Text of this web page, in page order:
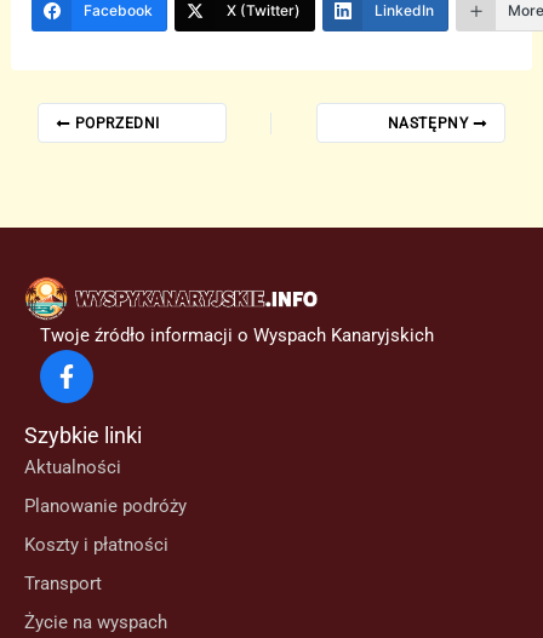
Facebook X (Twitter) LinkedIn
POPRZEDNI NASTĘPNY
Twoje źródło informacji o Wyspach Kanaryjskich
Szybkie linki
Aktualności
Planowanie podróży
Koszty i płatności
Transport
Życie na wyspach